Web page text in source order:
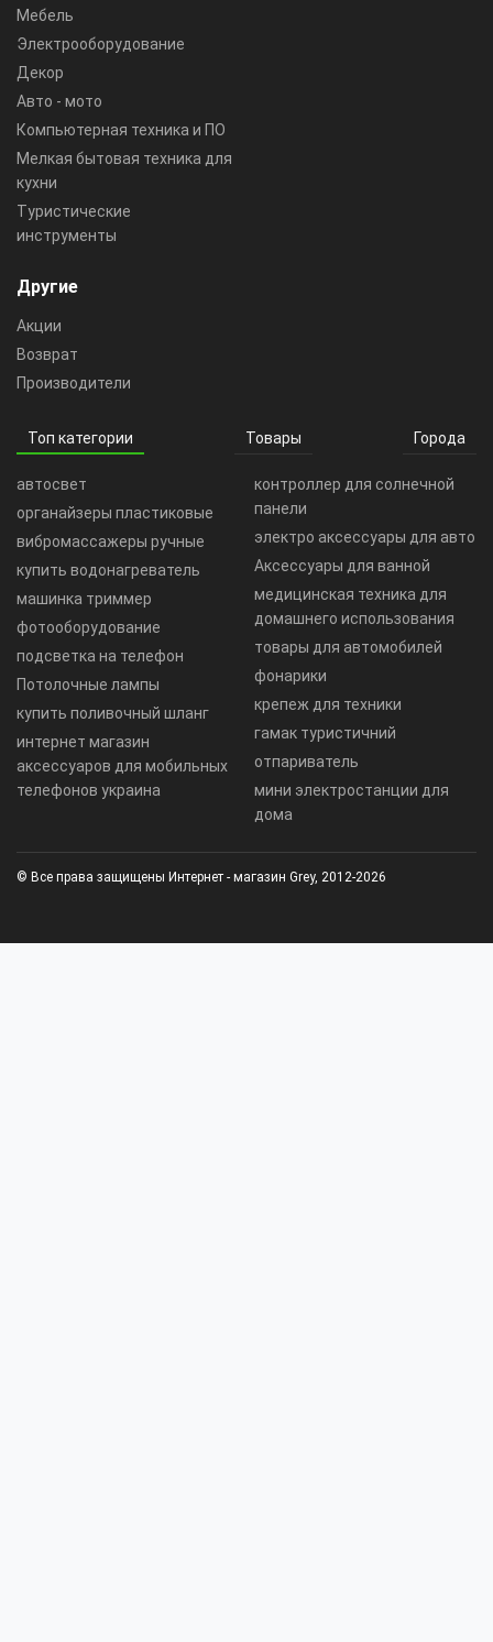
Мебель
Электрооборудование
Декор
Авто - мото
Компьютерная техника и ПО
Мелкая бытовая техника для
кухни
Туристические
инструменты
Другие
Акции
Возврат
Производители
Топ категории Товары Города
автосвет
органайзеры пластиковые
вибромассажеры ручные
купить водонагреватель
машинка триммер
фотооборудование
подсветка на телефон
Потолочные лампы
купить поливочный шланг
интернет магазин
аксессуаров для мобильных
телефонов украина
контроллер для солнечной
панели
электро аксессуары для авто
Аксессуары для ванной
медицинская техника для
домашнего использования
товары для автомобилей
фонарики
крепеж для техники
гамак туристичний
отпариватель
мини электростанции для
дома
© Все права защищены Интернет - магазин Grey, 2012-2026